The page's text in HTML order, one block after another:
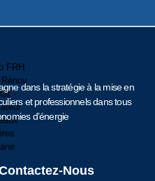
dans la stratégie à la mise en
et professionnels dans tous
d’énergie
Nous